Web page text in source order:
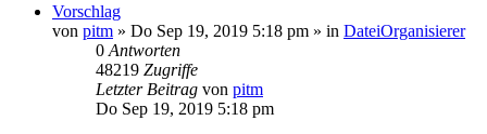
Vorschlag
von pitm » Do Sep 19, 2019 5:18 pm » in DateiOrganisierer
0 Antworten
48219 Zugriffe
Letzter Beitrag von pitm
Do Sep 19, 2019 5:18 pm